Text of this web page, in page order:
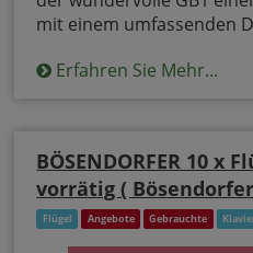
mit einem umfassenden
Erfahren Sie Mehr...
BÖSENDORFER 10 x
vorrätig (
Flügel Angebote Gebrauchte